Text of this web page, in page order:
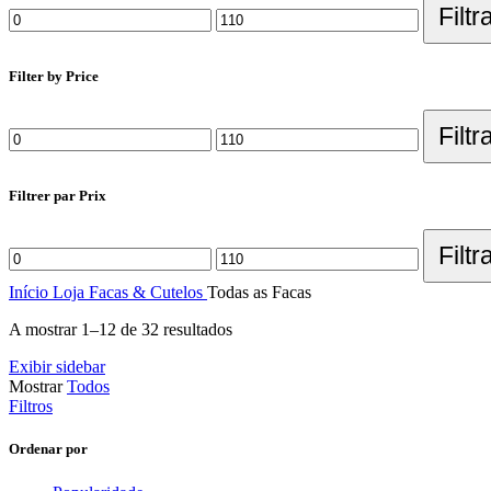
Filter by Price
Filtrer par Prix
Início Loja Facas & Cutelos Todas as Facas
A mostrar 1–12 de 32 resultados
Exibir sidebar
MostrarTodos
Filtros
Ordenar por